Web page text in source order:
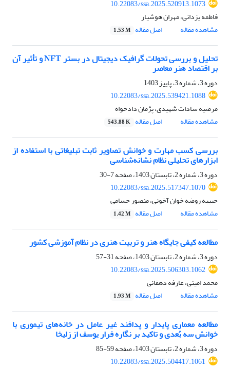
10.22083/ssa.2025.520913.1073
فاطمه یزدانی، مهران هوشیار
مشاهده مقاله
اصل مقاله 1.53 M
تحلیل و بررسی تحولات گرافیک دیجیتال در بستر NFT و تأثیر آن
بر اقتصاد هنر معاصر
دوره 3، شماره 3، پاییز 1403
10.22083/ssa.2025.539421.1088
مرضیه سادات شهیدی، پژمان دادخواه
مشاهده مقاله
اصل مقاله 543.88 K
بررسی کسب مهارت و خوانش تصاویر ثابت تبلیغاتی با استفاده از
ابزارهای تحلیلی نظام نشانه‌شناسی
دوره 3، شماره 2، تابستان 1403، صفحه
7-30
10.22083/ssa.2025.517347.1070
حبیبه روضه خوان آخونی، منصور حسامی
مشاهده مقاله
اصل مقاله 1.42 M
مطالعه کیفی جایگاه هنر و تربیت هنری در نظام آموزشی کشور
دوره 3، شماره 2، تابستان 1403، صفحه
31-57
10.22083/ssa.2025.506303.1062
محمد امینی، عارفه دهقانی
مشاهده مقاله
اصل مقاله 1.93 M
مطالعه معماری پایدار و پدافند غیر عامل در خانه‌های تیموری با
خوانش سه بُعدی و تاکید بر نگاره فرار یوسف از زلیخا
دوره 3، شماره 2، تابستان 1403، صفحه
59-85
10.22083/ssa.2025.504417.1061